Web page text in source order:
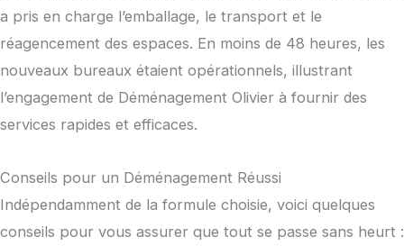
a pris en charge l’emballage, le transport et le
réagencement des espaces. En moins de 48 heures, les
nouveaux bureaux étaient opérationnels, illustrant
l’engagement de Déménagement Olivier à fournir des
services rapides et efficaces.
Conseils pour un Déménagement Réussi
Indépendamment de la formule choisie, voici quelques
conseils pour vous assurer que tout se passe sans heurt :